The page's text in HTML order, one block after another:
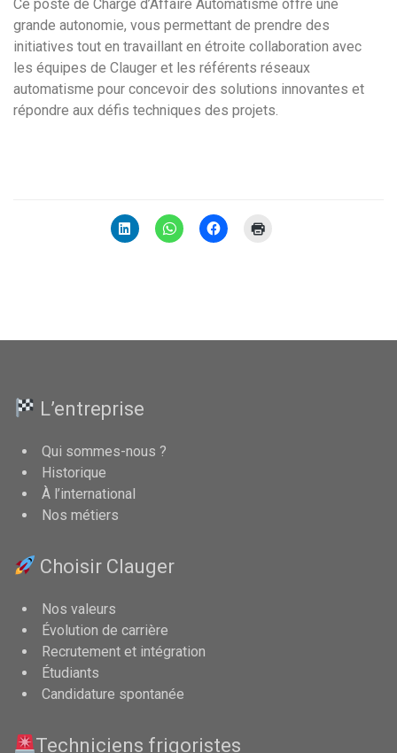
Ce poste de Chargé d’Affaire Automatisme offre une
grande autonomie, vous permettant de prendre des
initiatives tout en travaillant en étroite collaboration avec
les équipes de Clauger et les référents réseaux
automatisme pour concevoir des solutions innovantes et
répondre aux défis techniques des projets.
L’entreprise
Qui sommes-nous ?
Historique
À l’international
Nos métiers
Choisir Clauger
Nos valeurs
Évolution de carrière
Recrutement et intégration
Étudiants
Candidature spontanée
Techniciens frigoristes